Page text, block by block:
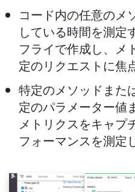
コード内の任意のメ
している時間を測定
フライで作成し、メ
定のリクエストに焦
特定のメソッドまた
定のパラメーター値
メトリクスをキャプ
フォーマンスを測定